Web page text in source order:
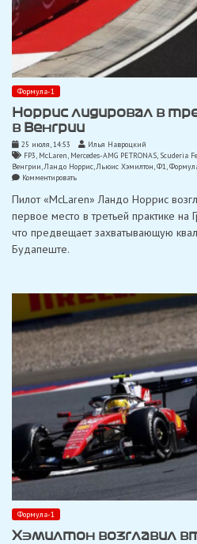
Формула-1
Норрис лидировал в
в Венгрии
25 июля, 14:53
Илья Навроцкий
FP3, McLaren, Mercedes-AMG PETRONAS, Scuderia
Венгрии,Ландо Норрис,Льюис Хэмилтон,Ф1,
Комментироватьon
лидировал
третьей
тренировке
Пилот «McLaren» Ландо Норрис
первое место в третьей практике
что предвещает захватывающую
Будапеште.
Формула-1
Хэмилтон возглавил